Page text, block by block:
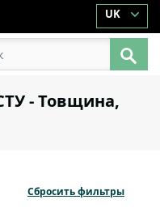
UK
- Товщина,
Сбросить фильтры